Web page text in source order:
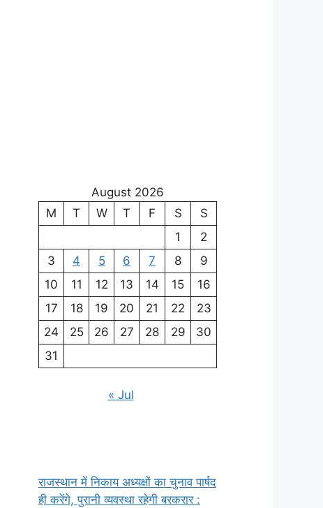
August 2026
M
T W T F S
S
1
2
3
4 5 6 7 8
9
10
11 12 13 14 15
16
17
18 19 20 21 22
23
24
25 26 27 28 29
30
31
« Jul
राजस्थान में निकाय अध्यक्षों का चुनाव पार्षद
ही करेंगे, पुरानी व्यवस्था रहेगी बरकरार :